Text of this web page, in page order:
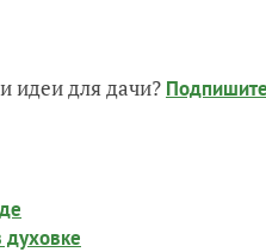
идеи для дачи?